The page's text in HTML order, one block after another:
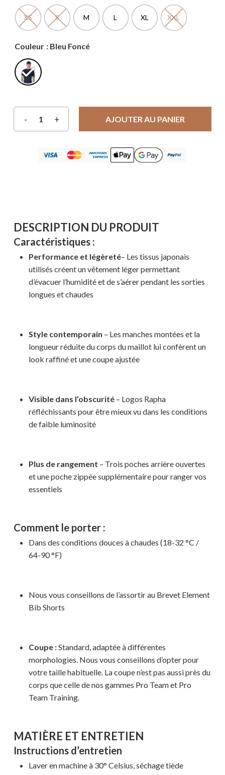
Votre panier est vide.
XS S M L XL XXL
Couleur : Bleu Foncé
AJOUTER AU PANIER
DESCRIPTION DU PRODUIT
Caractéristiques :
Performance et légèreté– Les tissus japonais
utilisés créent un vêtement léger permettant
d’évacuer l’humidité et de s’aérer pendant les sorties
longues et chaudes
Style contemporain – Les manches montées et la
longueur réduite du corps du maillot lui confèrent un
look raffiné et une coupe ajustée
Visible dans l’obscurité – Logos Rapha
réfléchissants pour être mieux vu dans les conditions
de faible luminosité
Plus de rangement – Trois poches arrière ouvertes
et une poche zippée supplémentaire pour ranger vos
essentiels
Comment le porter :
Dans des conditions douces à chaudes (18-32 °C /
64-90 °F)
Nous vous conseillons de l’assortir au Brevet Element
Bib Shorts
Coupe :Standard, adaptée à différentes
morphologies. Nous vous conseillons d’opter pour
votre taille habituelle. La coupe n’est pas aussi près du
corps que celle de nos gammes Pro Team et Pro
Team Training.
MATIÈRE ET ENTRETIEN
Instructions d’entretien
Laver en machine à 30° Celsius, séchage tiède